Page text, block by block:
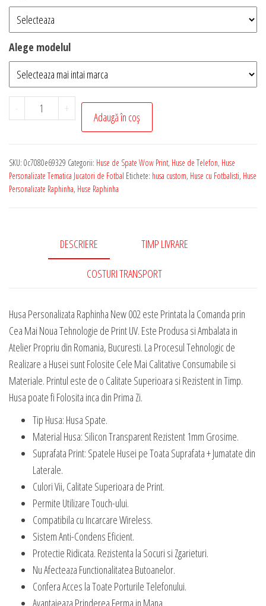
Alege modelul
-
Cantitate
Husa
Personalizata
cu
Raphinha
+
Adaugă în coș
SKU: 0c7080e69329 Categorii: Huse de Spate Wow Print, Huse de Telefon, Huse
Personalizate Tematica Jucatori de Fotbal Etichete: husa custom, Huse cu Fotbalisti, Huse
Personalizate Raphinha, Huse Raphinha
DESCRIERE TIMP LIVRARE
COSTURI TRANSPORT
Husa Personalizata Raphinha New 002 este Printata la Comanda prin
Cea Mai Noua Tehnologie de Print UV. Este Produsa si Ambalata in
Atelier Propriu din Romania, Bucuresti. La Procesul Tehnologic de
Realizare a Husei sunt Folosite Cele Mai Calitative Consumabile si
Materiale. Printul este de o Calitate Superioara si Rezistent in Timp.
Husa poate fi Folosita inca din Prima Zi.
Tip Husa: Husa Spate.
Material Husa: Silicon Transparent Rezistent 1mm Grosime.
Suprafata Print: Spatele Husei pe Toata Suprafata + Jumatate din
Laterale.
Culori Vii, Calitate Superioara de Print.
Permite Utilizare Touch-ului.
Compatibila cu Incarcare Wireless.
Sistem Anti-Condens Eficient.
Protectie Ridicata. Rezistenta la Socuri si Zgarieturi.
Nu Afecteaza Functionalitatea Butoanelor.
Confera Acces la Toate Porturile Telefonului.
Avantajeaza Prinderea Ferma in Mana.